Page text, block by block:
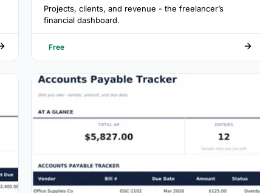
Projects, clients, and revenue - the freelancer’s
financial dashboard.
Free